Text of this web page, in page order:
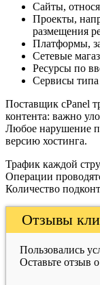
Сайты,
Проекты,
размещения
Платформы,
Сетевые
Ресурсы по
Сервисы типа
Поставщик cPanel
контента: важно
Любое нарушение
версию хостинга.
Трафик каждой
Операции
Количество
Отзывы
Пользовались
Оставьте отзыв